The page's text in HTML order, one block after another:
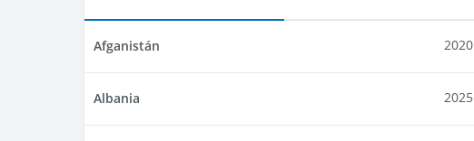
Afganistán 2020
Albania 2025